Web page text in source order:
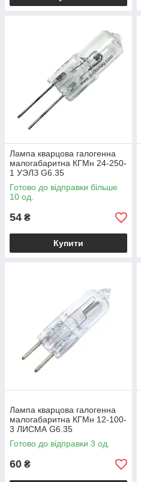
Лампа кварцова галогенна
малогабаритна КГМн 24-250-
1 УЭЛЗ G6.35
Готово до відправки більше
10 од.
54 ₴
Купити
Лампа кварцова галогенна
малогабаритна КГМн 12-100-
3 ЛИСМА G6.35
Готово до відправки 3 од.
60 ₴